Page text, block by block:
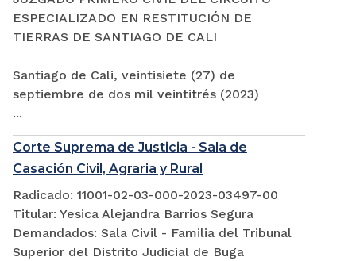
ESPECIALIZADO EN RESTITUCIÓN DE
TIERRAS DE SANTIAGO DE CALI
Santiago de Cali, veintisiete (27) de
septiembre de dos mil veintitrés (2023)
...
Corte Suprema de Justicia - Sala de
Casación Civil, Agraria y Rural
Radicado: 11001-02-03-000-2023-03497-00
Titular: Yesica Alejandra Barrios Segura
Demandados: Sala Civil - Familia del Tribunal
Superior del Distrito Judicial de Buga